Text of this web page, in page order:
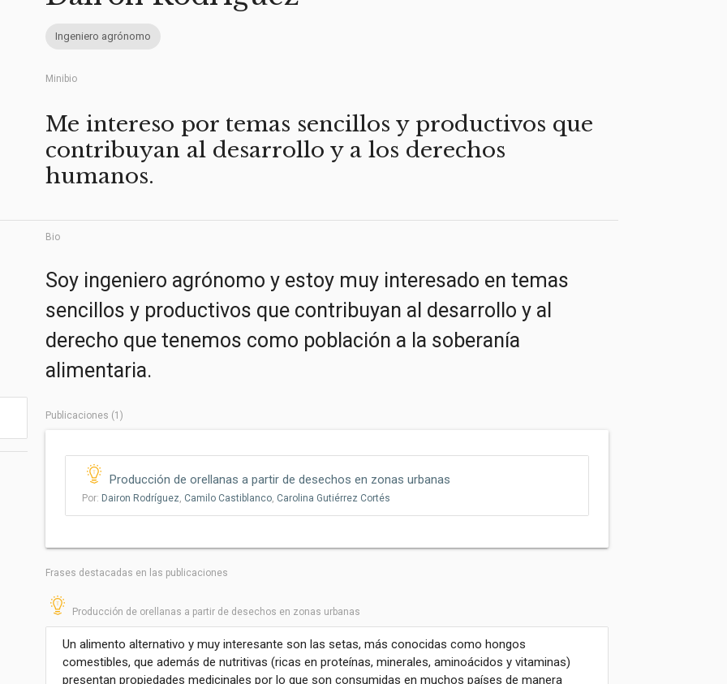
Ingeniero agrónomo
Minibio
Me intereso por temas sencillos y productivos que
contribuyan al desarrollo y a los derechos
humanos.
Bio
Soy ingeniero agrónomo y estoy muy interesado en temas
sencillos y productivos que contribuyan al desarrollo y al
derecho que tenemos como población a la soberanía
alimentaria.
Publicaciones (1)
Producción de orellanas a partir de desechos en zonas urbanas
Por: Dairon Rodríguez, Camilo Castiblanco, Carolina Gutiérrez Cortés
Frases destacadas en las publicaciones
Producción de orellanas a partir de desechos en zonas urbanas
Un alimento alternativo y muy interesante son las setas, más conocidas como hongos
comestibles, que además de nutritivas (ricas en proteínas, minerales, aminoácidos y vitaminas)
presentan propiedades medicinales por lo que son consumidas en muchos países de manera